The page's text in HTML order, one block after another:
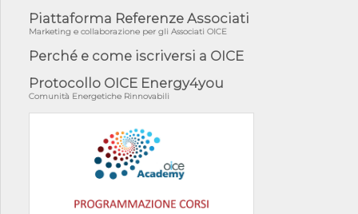
Piattaforma Referenze Associati
Marketing e collaborazione per gli Associati OICE
Perché e come iscriversi a OICE
Protocollo OICE Energy4you
Comunità Energetiche Rinnovabili